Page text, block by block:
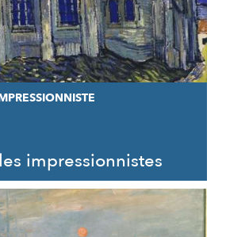
impressionnistes